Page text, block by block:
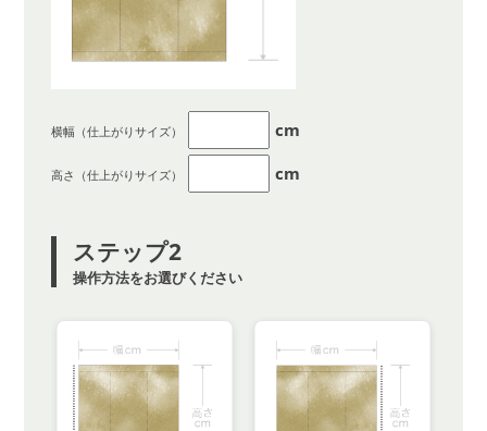
横幅（仕上がりサイズ） cm
高さ（仕上がりサイズ） cm
ステップ2
操作方法をお選びください